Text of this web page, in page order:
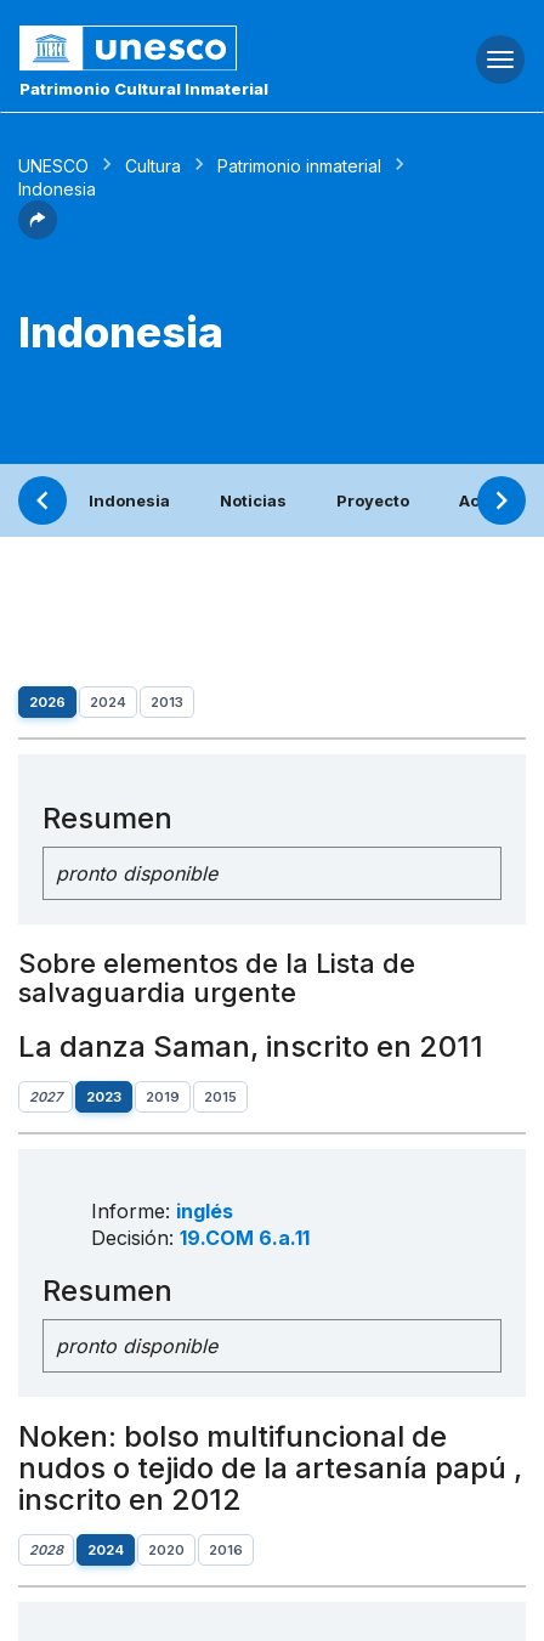
Patrimonio Cultural Inmaterial
UNESCO Cultura
Patrimonio inmaterial
Indonesia
Indonesia
Indonesia Noticias Proyecto
2026 2024 2013
Resumen
pronto disponible
Sobre elementos de la Lista de
salvaguardia urgente
La danza Saman, inscrito en 2011
2027 2023 2019 2015
Informe: inglés
Decisión: 19.COM 6.a.11
Resumen
pronto disponible
Noken: bolso multifuncional de
nudos o tejido de la artesanía papú ,
inscrito en 2012
2028 2024 2020 2016